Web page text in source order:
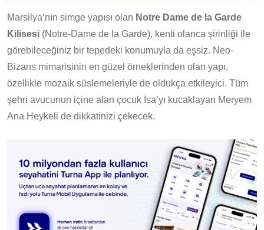
Marsilya’nın simge yapısı olan Notre Dame de la Garde
Kilisesi (Notre-Dame de la Garde), kenti olanca şirinliği ile
görebileceğiniz bir tepedeki konumuyla da eşsiz. Neo-
Bizans mimarisinin en güzel örneklerinden olan yapı,
özellikle mozaik süslemeleriyle de oldukça etkileyici. Tüm
şehri avucunun içine alan çocuk İsa’yı kucaklayan Meryem
Ana Heykeli de dikkatinizi çekecek.